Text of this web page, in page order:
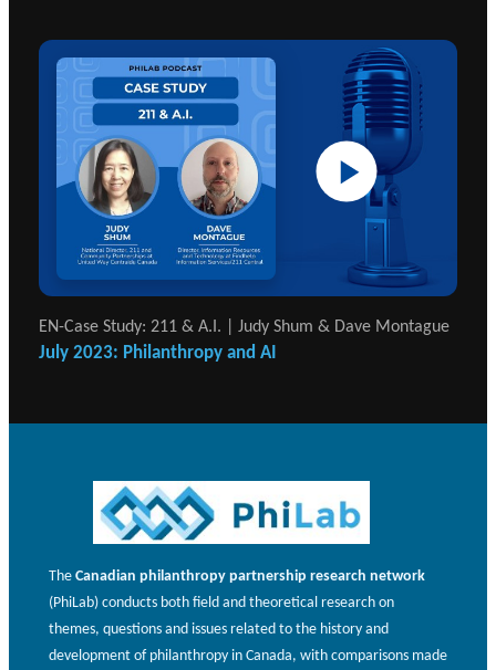
EN-Case Study: 211 & A.I. | Judy Shum & Dave Montague
July 2023: Philanthropy and AI
TheCanadian philanthropy partnership research network
(PhiLab) conducts both field and theoretical research on
themes, questions and issues related to the history and
development of philanthropy in Canada, with comparisons made